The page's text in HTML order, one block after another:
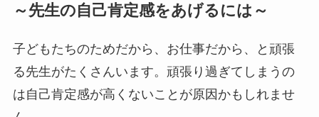
～先生の自己肯定感をあげるには～
子どもたちのためだから、お仕事だから、と頑張
る先生がたくさんいます。頑張り過ぎてしまうの
は自己肯定感が高くないことが原因かもしれませ